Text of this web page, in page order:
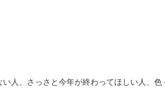
人、さっさと今年が終わってほしい人、色